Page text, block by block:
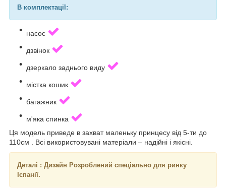
В комплектації:
насос
дзвінок
дзеркало заднього виду
містка кошик
багажник
м'яка спинка
Ця модель приведе в захват маленьку принцесу від 5-ти до
110см . Всі використовувані матеріали – надійні і якісні.
Деталі : Дизайн Розроблений спеціально для ринку
Іспанії.